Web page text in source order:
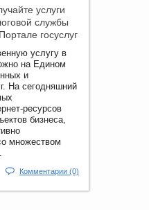
услуги
службы
госyслуг
услугу в
на Едином
и
На сегодняшний
ресурсов
бизнеса,
множеством
Комментарии (0)